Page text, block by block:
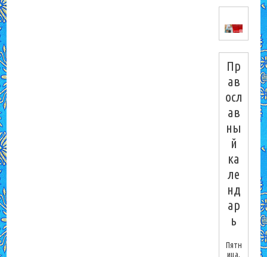
Пр
ав
осл
ав
ны
й
ка
ле
нд
ар
ь
Пятн
ица,